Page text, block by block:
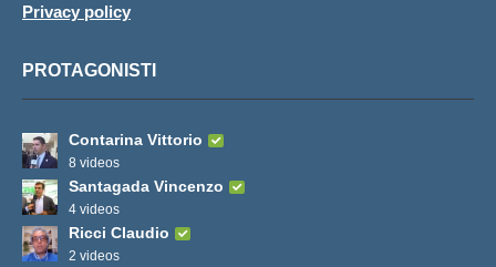
Privacy policy
PROTAGONISTI
Contarina Vittorio
8 videos
Santagada Vincenzo
4 videos
Ricci Claudio
2 videos